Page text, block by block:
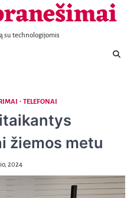
su technologijomis
turtas
TELEFONAI
žiemos metu
2024